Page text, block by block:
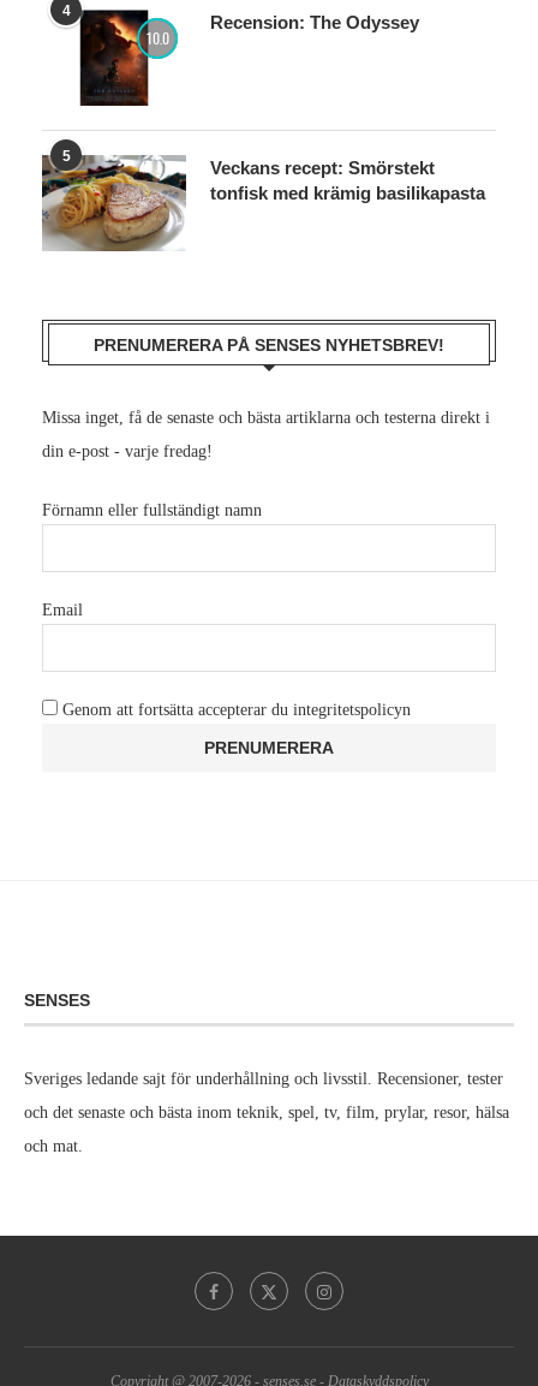
4
10.0
Recension: The Odyssey
5
Veckans recept: Smörstekt
tonfisk med krämig basilikapasta
PRENUMERERA PÅ SENSES NYHETSBREV!
Missa inget, få de senaste och bästa artiklarna och testerna direkt i
din e-post - varje fredag!
Förnamn eller fullständigt namn
Email
Genom att fortsätta accepterar du integritetspolicyn
SENSES
Sveriges ledande sajt för underhållning och livsstil. Recensioner, tester
och det senaste och bästa inom teknik, spel, tv, film, prylar, resor, hälsa
och mat.
Copyright @ 2007-2026 - senses.se- Dataskyddspolicy